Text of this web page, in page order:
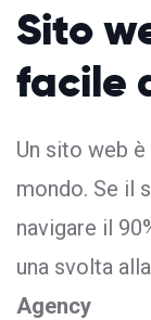
Sito
facile
Un sito web
mondo. Se il
navigare il
una svolta
Agency